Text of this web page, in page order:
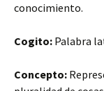
conocimiento.
Cogito: Palabra
Concepto: